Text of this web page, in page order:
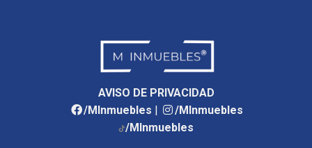
AVISO DE PRIVACIDAD
/MInmuebles
/MInmuebles
/MInmuebles